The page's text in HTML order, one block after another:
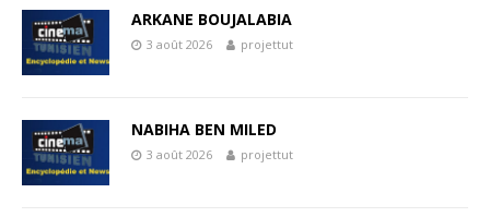
ARKANE BOUJALABIA
3 août 2026 projettut
NABIHA BEN MILED
3 août 2026 projettut